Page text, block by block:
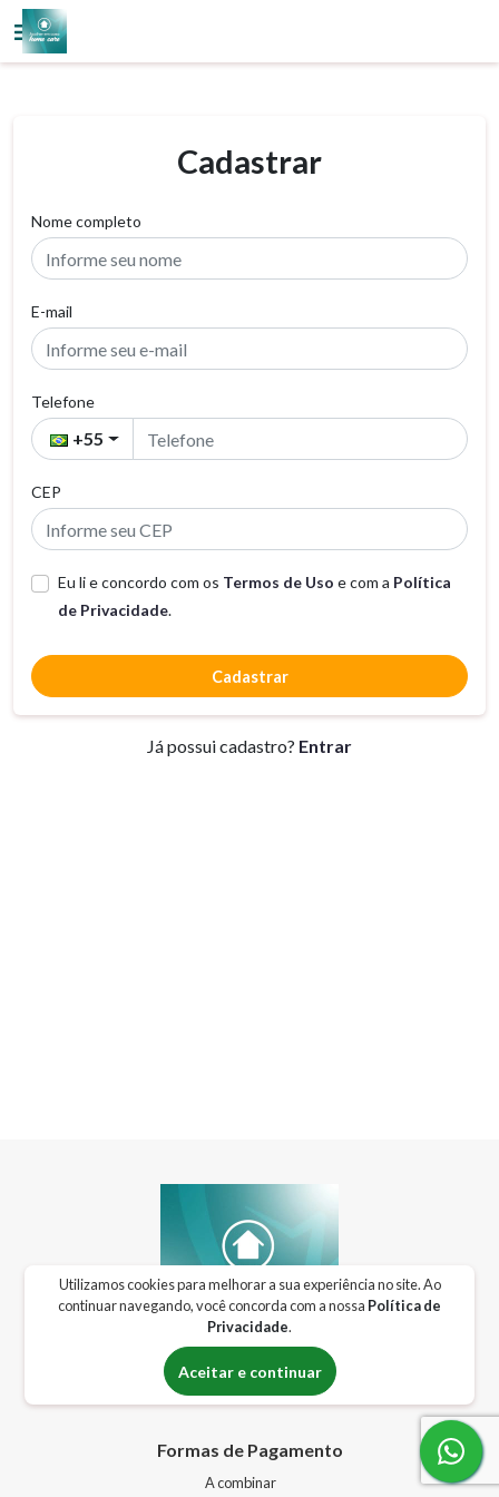
Cadastrar
Nome completo
E-mail
Telefone
+55
CEP
Eu li e concordo com os Termos de Uso e com a Política
de Privacidade.
Cadastrar
Já possui cadastro? Entrar
Locação de equipamentos hospitalares
Formas de Pagamento
A combinar
Utilizamos cookies para melhorar a sua experiência no site. Ao
continuar navegando, você concorda com a nossa Política de
Privacidade.
Aceitar e continuar